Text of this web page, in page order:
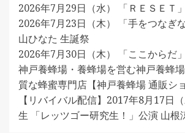
2026年7月29日（水） 「ＲＥＳＥＴ
2026年7月23日（木） 「手をつなぎ
山ひなた 生誕祭
2026年7月30日（木） 「ここからだ
神戸養蜂場・養蜂場を営む神戸養蜂
質な蜂蜜専門店【神戸養蜂場 通販シ
【リバイバル配信】2017年8月17日
生 「レッツゴー研究生！」公演 山根